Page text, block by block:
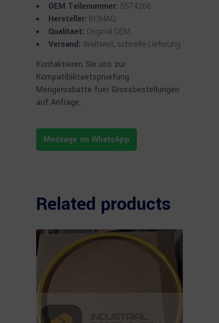
OEM Teilenummer: 5574266
Hersteller: BOMAG
Qualitaet: Original OEM
Versand: Weltweit, schnelle Lieferung
Kontaktieren Sie uns zur
Kompatibilitaetspruefung.
Mengenrabatte fuer Grossbestellungen
auf Anfrage.
Message on WhatsApp
Related products